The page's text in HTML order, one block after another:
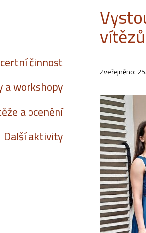
činnost
a workshopy
a ocenění
Další aktivity
Zveřejněno: